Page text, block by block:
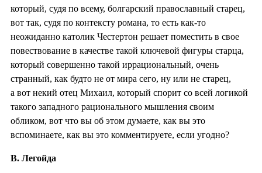
который, судя по всему, болгарский православный старец,
вот так, судя по контексту романа, то есть как-то
неожиданно католик Честертон решает поместить в свое
повествование в качестве такой ключевой фигуры старца,
который совершенно такой иррациональный, очень
странный, как будто не от мира сего, ну или не старец,
а вот некий отец Михаил, который спорит со всей логикой
такого западного рационального мышления своим
обликом, вот что вы об этом думаете, как вы это
вспоминаете, как вы это комментируете, если угодно?
В. Легойда